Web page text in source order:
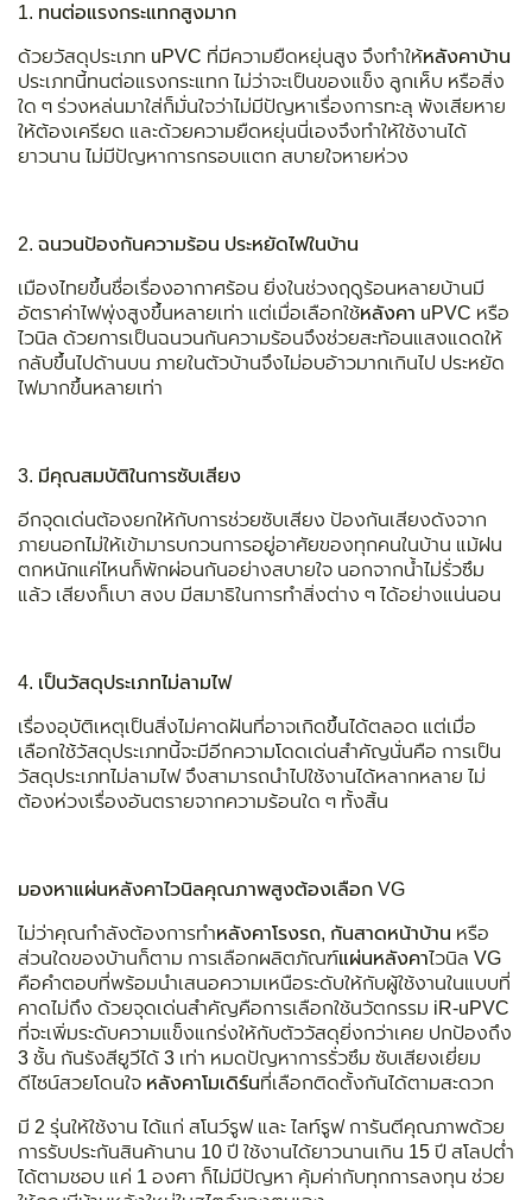
1. ทนต่อแรงกระแทกสูงมาก
ด้วยวัสดุประเภท uPVC ที่มีความยืดหยุ่นสูง จึงทำให้หลังคาบ้าน
ประเภทนี้ทนต่อแรงกระแทก ไม่ว่าจะเป็นของแข็ง ลูกเห็บ หรือสิ่ง
ใด ๆ ร่วงหล่นมาใส่ก็มั่นใจว่าไม่มีปัญหาเรื่องการทะลุ พังเสียหาย
ให้ต้องเครียด และด้วยความยืดหยุ่นนี่เองจึงทำให้ใช้งานได้
ยาวนาน ไม่มีปัญหาการกรอบแตก สบายใจหายห่วง
2. ฉนวนป้องกันความร้อน ประหยัดไฟในบ้าน
เมืองไทยขึ้นชื่อเรื่องอากาศร้อน ยิ่งในช่วงฤดูร้อนหลายบ้านมี
อัตราค่าไฟพุ่งสูงขึ้นหลายเท่า แต่เมื่อเลือกใช้หลังคา uPVC หรือ
ไวนิล ด้วยการเป็นฉนวนกันความร้อนจึงช่วยสะท้อนแสงแดดให้
กลับขึ้นไปด้านบน ภายในตัวบ้านจึงไม่อบอ้าวมากเกินไป ประหยัด
ไฟมากขึ้นหลายเท่า
3. มีคุณสมบัติในการซับเสียง
อีกจุดเด่นต้องยกให้กับการช่วยซับเสียง ป้องกันเสียงดังจาก
ภายนอกไม่ให้เข้ามารบกวนการอยู่อาศัยของทุกคนในบ้าน แม้ฝน
ตกหนักแค่ไหนก็พักผ่อนกันอย่างสบายใจ นอกจากน้ำไม่รั่วซึม
แล้ว เสียงก็เบา สงบ มีสมาธิในการทำสิ่งต่าง ๆ ได้อย่างแน่นอน
4. เป็นวัสดุประเภทไม่ลามไฟ
เรื่องอุบัติเหตุเป็นสิ่งไม่คาดฝันที่อาจเกิดขึ้นได้ตลอด แต่เมื่อ
เลือกใช้วัสดุประเภทนี้จะมีอีกความโดดเด่นสำคัญนั่นคือ การเป็น
วัสดุประเภทไม่ลามไฟ จึงสามารถนำไปใช้งานได้หลากหลาย ไม่
ต้องห่วงเรื่องอันตรายจากความร้อนใด ๆ ทั้งสิ้น
มองหาแผ่นหลังคาไวนิลคุณภาพสูงต้องเลือก VG
ไม่ว่าคุณกำลังต้องการทำหลังคาโรงรถ, กันสาดหน้าบ้าน หรือ
ส่วนใดของบ้านก็ตาม การเลือกผลิตภัณฑ์แผ่นหลังคาไวนิล VG
คือคำตอบที่พร้อมนำเสนอความเหนือระดับให้กับผู้ใช้งานในแบบที่
คาดไม่ถึง ด้วยจุดเด่นสำคัญคือการเลือกใช้นวัตกรรม iR-uPVC
ที่จะเพิ่มระดับความแข็งแกร่งให้กับตัววัสดุยิ่งกว่าเคย ปกป้องถึง
3 ชั้น กันรังสียูวีได้ 3 เท่า หมดปัญหาการรั่วซึม ซับเสียงเยี่ยม
ดีไซน์สวยโดนใจ หลังคาโมเดิร์นที่เลือกติดตั้งกันได้ตามสะดวก
มี 2 รุ่นให้ใช้งาน ได้แก่ สโนว์รูฟ และ ไลท์รูฟ การันตีคุณภาพด้วย
การรับประกันสินค้านาน 10 ปี ใช้งานได้ยาวนานเกิน 15 ปี สโลปต่ำ
ได้ตามชอบ แค่ 1 องศา ก็ไม่มีปัญหา คุ้มค่ากับทุกการลงทุน ช่วย